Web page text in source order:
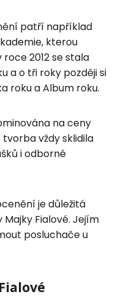
patří například
kterou
2012 se stala
a o tři roky později si
roku a Album roku.
na ceny
tvorba vždy sklidila
i odborné
je důležitá
Fialové. Jejím
posluchače u